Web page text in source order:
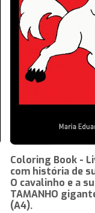
Coloring Book -
com história de
O cavalinho e a
TAMANHO
(A4).